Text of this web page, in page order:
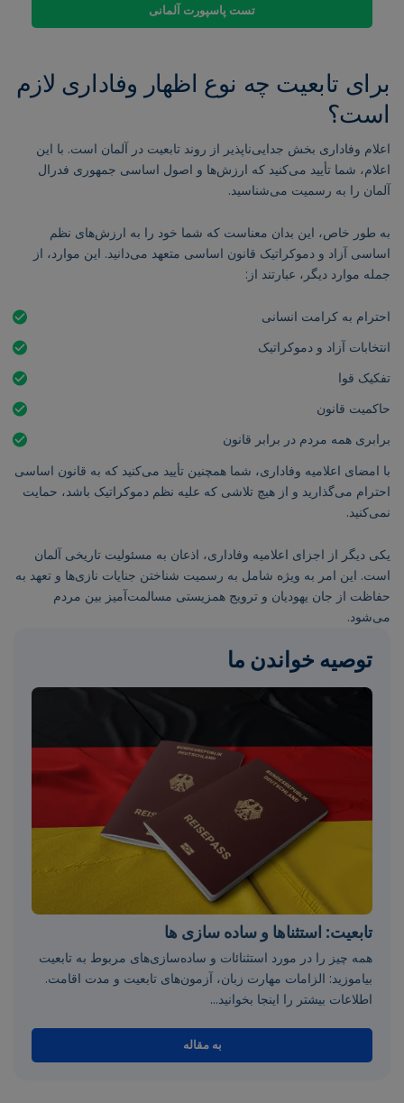
تست پاسپورت آلمانی
برای تابعیت چه نوع اظهار وفاداری لازم
است؟
اعلام وفاداری بخش جدایی‌ناپذیر از روند تابعیت در آلمان است. با این
اعلام، شما تأیید می‌کنید که ارزش‌ها و اصول اساسی جمهوری فدرال
آلمان را به رسمیت می‌شناسید.
به طور خاص، این بدان معناست که شما خود را به ارزش‌های نظم
اساسی آزاد و دموکراتیک قانون اساسی متعهد می‌دانید. این موارد، از
جمله موارد دیگر، عبارتند از:
احترام به کرامت انسانی
انتخابات آزاد و دموکراتیک
تفکیک قوا
حاکمیت قانون
برابری همه مردم در برابر قانون
با امضای اعلامیه وفاداری، شما همچنین تأیید می‌کنید که به قانون اساسی
احترام می‌گذارید و از هیچ تلاشی که علیه نظم دموکراتیک باشد، حمایت
نمی‌کنید.
یکی دیگر از اجزای اعلامیه وفاداری، اذعان به مسئولیت تاریخی آلمان
است. این امر به ویژه شامل به رسمیت شناختن جنایات نازی‌ها و تعهد به
حفاظت از جان یهودیان و ترویج همزیستی مسالمت‌آمیز بین مردم
می‌شود.
توصیه خواندن ما
تابعیت: استثناها و ساده سازی ها
همه چیز را در مورد استثنائات و ساده‌سازی‌های مربوط به تابعیت
بیاموزید: الزامات مهارت زبان، آزمون‌های تابعیت و مدت اقامت.
اطلاعات بیشتر را اینجا بخوانید...
به مقاله